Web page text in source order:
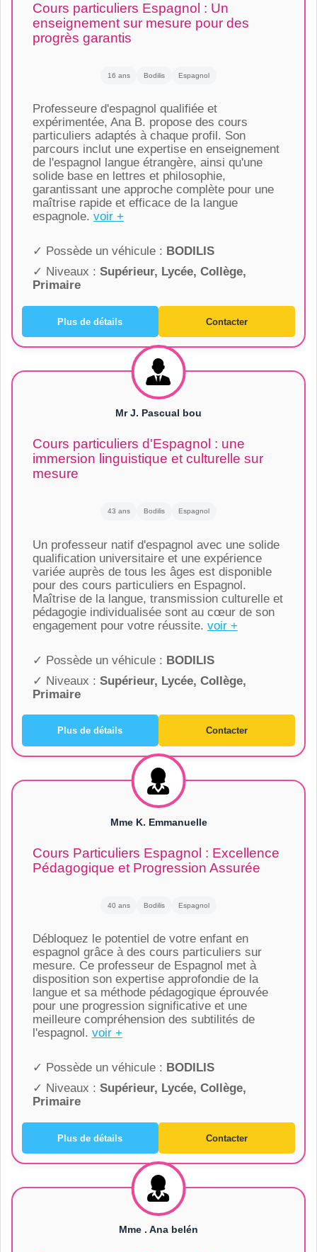
Cours particuliers Espagnol : Un
enseignement sur mesure pour des
progrès garantis
16 ans Bodilis Espagnol
Professeure d'espagnol qualifiée et
expérimentée, Ana B. propose des cours
particuliers adaptés à chaque profil. Son
parcours inclut une expertise en enseignement
de l'espagnol langue étrangère, ainsi qu'une
solide base en lettres et philosophie,
garantissant une approche complète pour une
maîtrise rapide et efficace de la langue
espagnole. voir +
✓ Possède un véhicule : BODILIS
✓ Niveaux : Supérieur, Lycée, Collège,
Primaire
Plus de détails Contacter
Mr J. Pascual bou
Cours particuliers d'Espagnol : une
immersion linguistique et culturelle sur
mesure
43 ans Bodilis Espagnol
Un professeur natif d'espagnol avec une solide
qualification universitaire et une expérience
variée auprès de tous les âges est disponible
pour des cours particuliers en Espagnol.
Maîtrise de la langue, transmission culturelle et
pédagogie individualisée sont au cœur de son
engagement pour votre réussite. voir +
✓ Possède un véhicule : BODILIS
✓ Niveaux : Supérieur, Lycée, Collège,
Primaire
Plus de détails Contacter
Mme K. Emmanuelle
Cours Particuliers Espagnol : Excellence
Pédagogique et Progression Assurée
40 ans Bodilis Espagnol
Débloquez le potentiel de votre enfant en
espagnol grâce à des cours particuliers sur
mesure. Ce professeur de Espagnol met à
disposition son expertise approfondie de la
langue et sa méthode pédagogique éprouvée
pour une progression significative et une
meilleure compréhension des subtilités de
l'espagnol. voir +
✓ Possède un véhicule : BODILIS
✓ Niveaux : Supérieur, Lycée, Collège,
Primaire
Plus de détails Contacter
Mme . Ana belén